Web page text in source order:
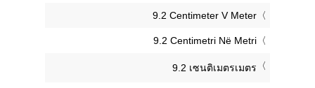
‎9.2 Centimeter V Meter
‎9.2 Centimetri Në Metri
‎9.2 เซนติเมตรเมตร